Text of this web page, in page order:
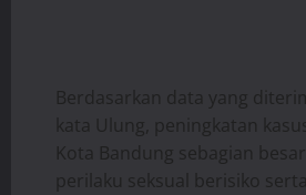
Berdasarkan data yang
kata Ulung, peningkatan
Kota Bandung sebagian
perilaku seksual berisiko